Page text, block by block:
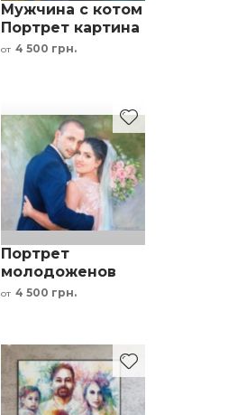
Мужчина с котом
Портрет картина
маслом по фото
от 4 500 грн.
Портрет
молодоженов
картина маслом
подарок под
заказ
от 4 500 грн.